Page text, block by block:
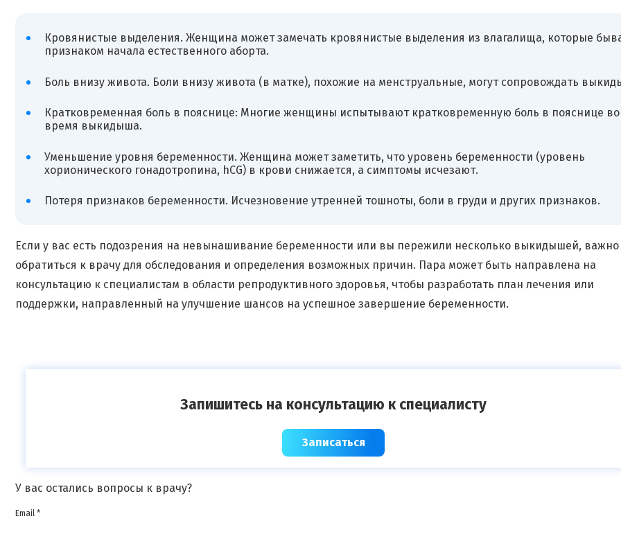
Кровянистые выделения. Женщина может замечать кровянистые выделения из влагалища, которые
признаком начала естественного аборта.
Боль внизу живота. Боли внизу живота (в матке), похожие на менструальные, могут сопровождать
Кратковременная боль в пояснице: Многие женщины испытывают кратковременную боль в пояснице во
время выкидыша.
Уменьшение уровня беременности. Женщина может заметить, что уровень беременности (уровень
хорионического гонадотропина, hCG) в крови снижается, а симптомы исчезают.
Потеря признаков беременности. Исчезновение утренней тошноты, боли в груди и других признаков.
Если у вас есть подозрения на невынашивание беременности или вы пережили несколько выкидышей, важно
обратиться к врачу для обследования и определения возможных причин. Пара может быть направлена на
консультацию к специалистам в области репродуктивного здоровья, чтобы разработать план лечения или
поддержки, направленный на улучшение шансов на успешное завершение беременности.
Запишитесь на консультацию к специалисту
Записаться
У вас остались вопросы к врачу?
Email *